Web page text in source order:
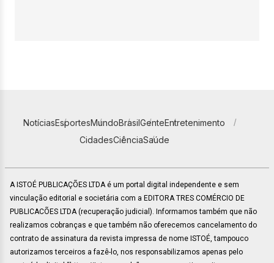
NotíciasEsportesMundoBrasilGenteEntretenimento
CidadesCiênciaSaúde
A ISTOÉ PUBLICAÇÕES LTDA é um portal digital independente e sem
vinculação editorial e societária com a EDITORA TRES COMÉRCIO DE
PUBLICACÕES LTDA (recuperação judicial). Informamos também que não
realizamos cobranças e que também não oferecemos cancelamento do
contrato de assinatura da revista impressa de nome ISTOÉ, tampouco
autorizamos terceiros a fazê-lo, nos responsabilizamos apenas pelo